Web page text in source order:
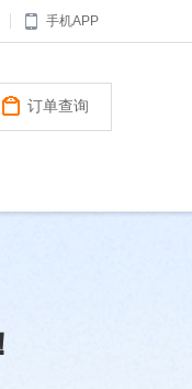
手机APP
订单查询